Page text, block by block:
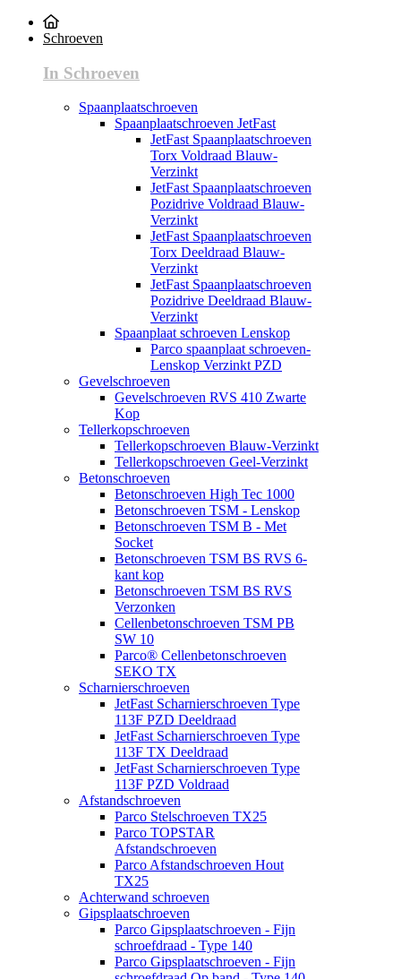
Schroeven
In Schroeven
Spaanplaatschroeven
Spaanplaatschroeven JetFast
JetFast Spaanplaatschroeven
Torx Voldraad Blauw-
Verzinkt
JetFast Spaanplaatschroeven
Pozidrive Voldraad Blauw-
Verzinkt
JetFast Spaanplaatschroeven
Torx Deeldraad Blauw-
Verzinkt
JetFast Spaanplaatschroeven
Pozidrive Deeldraad Blauw-
Verzinkt
Spaanplaat schroeven Lenskop
Parco spaanplaat schroeven-
Lenskop Verzinkt PZD
Gevelschroeven
Gevelschroeven RVS 410 Zwarte
Kop
Tellerkopschroeven
Tellerkopschroeven Blauw-Verzinkt
Tellerkopschroeven Geel-Verzinkt
Betonschroeven
Betonschroeven High Tec 1000
Betonschroeven TSM - Lenskop
Betonschroeven TSM B - Met
Socket
Betonschroeven TSM BS RVS 6-
kant kop
Betonschroeven TSM BS RVS
Verzonken
Cellenbetonschroeven TSM PB
SW 10
Parco® Cellenbetonschroeven
SEKO TX
Scharnierschroeven
JetFast Scharnierschroeven Type
113F PZD Deeldraad
JetFast Scharnierschroeven Type
113F TX Deeldraad
JetFast Scharnierschroeven Type
113F PZD Voldraad
Afstandschroeven
Parco Stelschroeven TX25
Parco TOPSTAR
Afstandschroeven
Parco Afstandschroeven Hout
TX25
Achterwand schroeven
Gipsplaatschroeven
Parco Gipsplaatschroeven - Fijn
schroefdraad - Type 140
Parco Gipsplaatschroeven - Fijn